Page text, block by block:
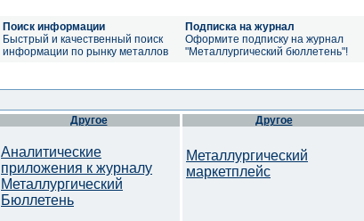
Поиск информации
Быстрый и качественный поиск
информации по рынку металлов
Подписка на журнал
Оформите подписку на журнал
"Металлургический бюллетень"!
Другое
Аналитические
приложения к журналу
Металлургический
Бюллетень
Другое
Металлургический
маркетплейс